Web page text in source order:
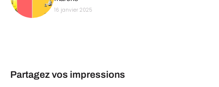
16 janvier 2025
Partagez vos impressions